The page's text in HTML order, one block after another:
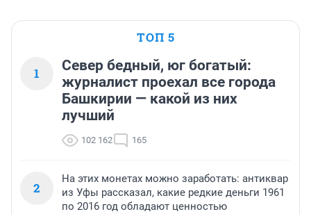
ТОП 5
1
Север бедный, юг богатый:
журналист проехал все города
Башкирии — какой из них
лучший
102 162 165
2
На этих монетах можно заработать: антиквар
из Уфы рассказал, какие редкие деньги 1961
по 2016 год обладают ценностью